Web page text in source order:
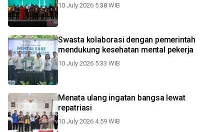
10 July 2026 5:38 WIB
Swasta kolaborasi dengan pemerintah
mendukung kesehatan mental pekerja
10 July 2026 5:33 WIB
Menata ulang ingatan bangsa lewat
repatriasi
10 July 2026 4:59 WIB